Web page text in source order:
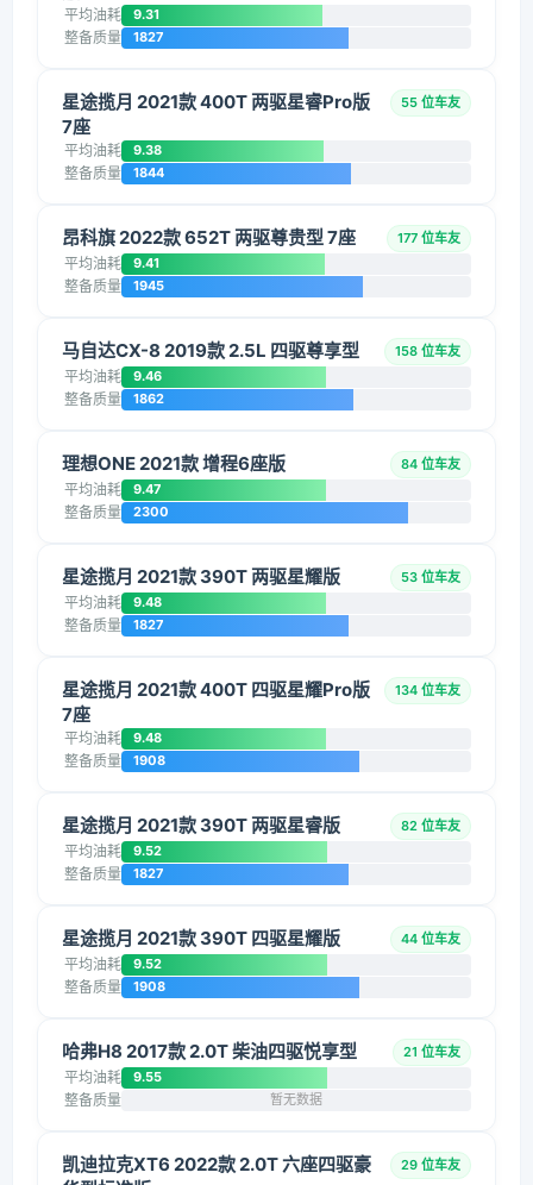
平均油耗 9.31
整备质量 1827
星途揽月 2021款 400T 两驱星睿Pro版
7座
55 位车友
平均油耗 9.38
整备质量 1844
昂科旗 2022款 652T 两驱尊贵型 7座 177 位车友
平均油耗 9.41
整备质量 1945
马自达CX-8 2019款 2.5L 四驱尊享型 158 位车友
平均油耗 9.46
整备质量 1862
理想ONE 2021款 增程6座版 84 位车友
平均油耗 9.47
整备质量 2300
星途揽月 2021款 390T 两驱星耀版 53 位车友
平均油耗 9.48
整备质量 1827
星途揽月 2021款 400T 四驱星耀Pro版
7座
134 位车友
平均油耗 9.48
整备质量 1908
星途揽月 2021款 390T 两驱星睿版 82 位车友
平均油耗 9.52
整备质量 1827
星途揽月 2021款 390T 四驱星耀版 44 位车友
平均油耗 9.52
整备质量 1908
哈弗H8 2017款 2.0T 柴油四驱悦享型 21 位车友
平均油耗 9.55
整备质量 暂无数据
凯迪拉克XT6 2022款 2.0T 六座四驱豪
29 位车友